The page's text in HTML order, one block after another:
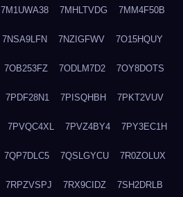
7M1UWA38 7MHLTVDG 7MM4F50B
7NSA9LFN 7NZIGFWV 7O15HQUY
7OB253FZ 7ODLM7D2 7OY8DOTS
7PDF28N1 7PISQHBH 7PKT2VUV
7PVQC4XL 7PVZ4BY4 7PY3EC1H
7QP7DLC5 7QSLGYCU 7R0ZOLUX
7RPZVSPJ 7RX9CIDZ 7SH2DRLB